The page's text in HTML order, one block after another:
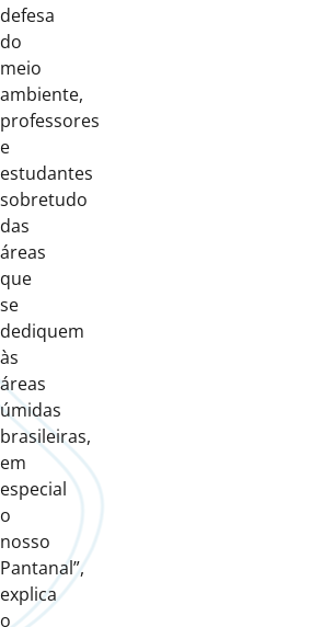
defesa
do
meio
ambiente,
professores
e
estudantes
sobretudo
das
áreas
que
se
dediquem
às
áreas
úmidas
brasileiras,
em
especial
o
nosso
Pantanal”,
explica
o